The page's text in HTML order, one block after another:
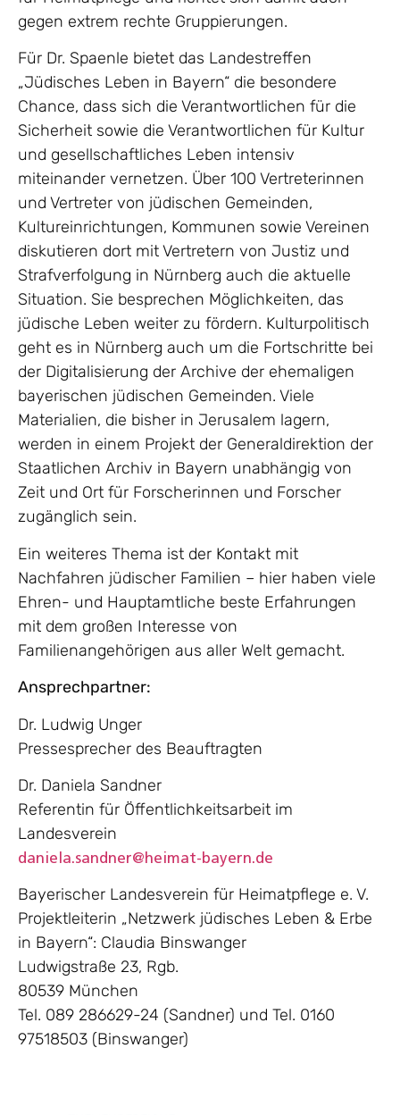
gegen extrem rechte Gruppierungen.
Für Dr. Spaenle bietet das Landestreffen
„Jüdisches Leben in Bayern“ die besondere
Chance, dass sich die Verantwortlichen für die
Sicherheit sowie die Verantwortlichen für Kultur
und gesellschaftliches Leben intensiv
miteinander vernetzen. Über 100 Vertreterinnen
und Vertreter von jüdischen Gemeinden,
Kultureinrichtungen, Kommunen sowie Vereinen
diskutieren dort mit Vertretern von Justiz und
Strafverfolgung in Nürnberg auch die aktuelle
Situation. Sie besprechen Möglichkeiten, das
jüdische Leben weiter zu fördern. Kulturpolitisch
geht es in Nürnberg auch um die Fortschritte bei
der Digitalisierung der Archive der ehemaligen
bayerischen jüdischen Gemeinden. Viele
Materialien, die bisher in Jerusalem lagern,
werden in einem Projekt der Generaldirektion der
Staatlichen Archiv in Bayern unabhängig von
Zeit und Ort für Forscherinnen und Forscher
zugänglich sein.
Ein weiteres Thema ist der Kontakt mit
Nachfahren jüdischer Familien – hier haben viele
Ehren- und Hauptamtliche beste Erfahrungen
mit dem großen Interesse von
Familienangehörigen aus aller Welt gemacht.
Ansprechpartner:
Dr. Ludwig Unger
Pressesprecher des Beauftragten
Dr. Daniela Sandner
Referentin für Öffentlichkeitsarbeit im
Landesverein
daniela.sandner@heimat-bayern.de
Bayerischer Landesverein für Heimatpflege e. V.
Projektleiterin „Netzwerk jüdisches Leben & Erbe
in Bayern“: Claudia Binswanger
Ludwigstraße 23, Rgb.
80539 München
Tel. 089 286629-24 (Sandner) und Tel. 0160
97518503 (Binswanger)